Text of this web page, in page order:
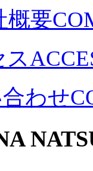
概要
ス
わせ